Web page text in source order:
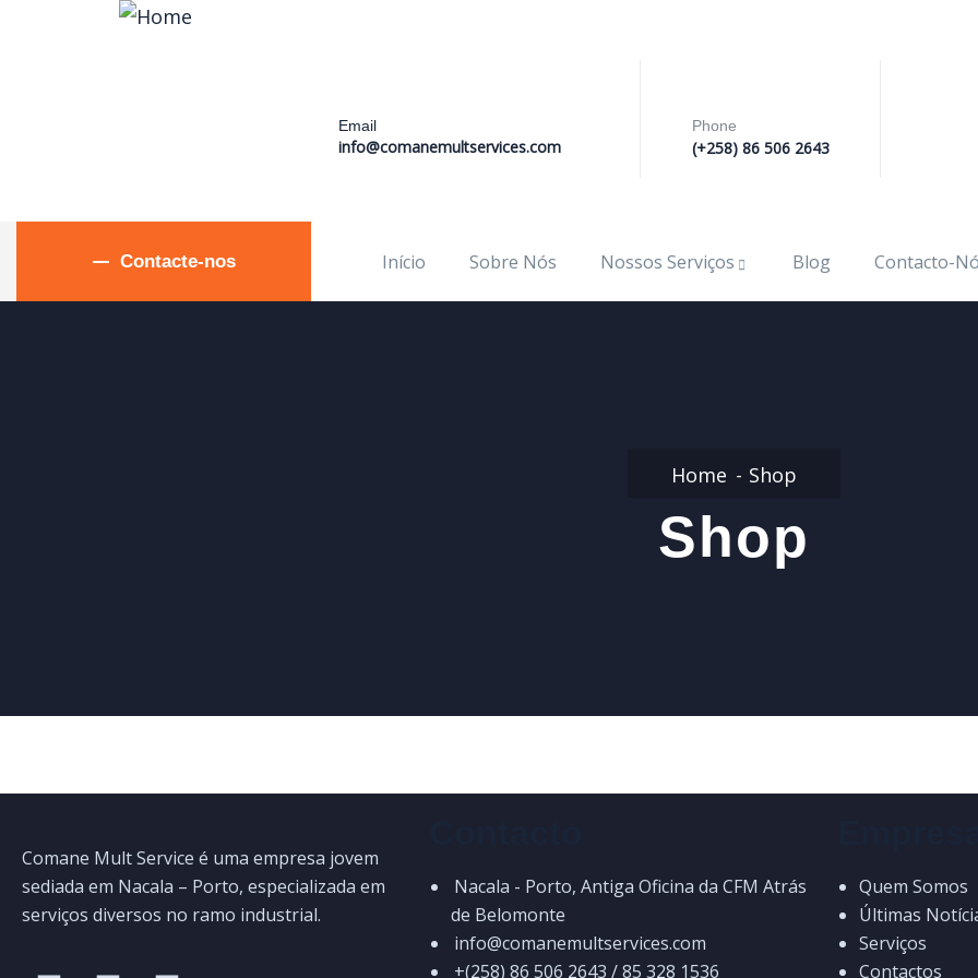
Email
info@comanemultservices.com
Phone
(+258) 86 506 2643
Contacte-nos Início Sobre Nós Nossos Serviços Blog Contacto-
Home Shop
Shop
Comane Mult Service é uma empresa jovem
sediada em Nacala – Porto, especializada em
serviços diversos no ramo industrial.
Nacala - Porto, Antiga Oficina da CFM Atrás
de Belomonte
info@comanemultservices.com
+(258) 86 506 2643 / 85 328 1536
Quem Somos
Últimas
Serviços
Contactos